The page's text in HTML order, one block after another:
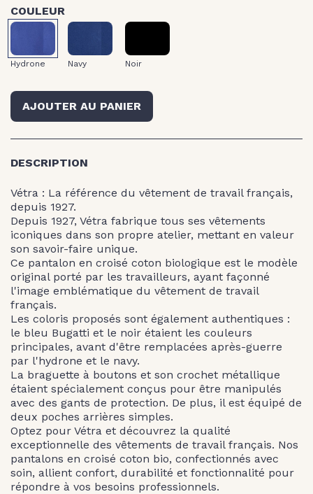
COULEUR
Hydrone
Hydrone
Navy
Navy
Noir
Noir
AJOUTER AU PANIER
DESCRIPTION
Vétra : La référence du vêtement de travail français,
depuis 1927.
Depuis 1927, Vétra fabrique tous ses vêtements
iconiques dans son propre atelier, mettant en valeur
son savoir-faire unique.
Ce pantalon en croisé coton biologique est le modèle
original porté par les travailleurs, ayant façonné
l'image emblématique du vêtement de travail
français.
Les coloris proposés sont également authentiques :
le bleu Bugatti et le noir étaient les couleurs
principales, avant d'être remplacées après-guerre
par l'hydrone et le navy.
La braguette à boutons et son crochet métallique
étaient spécialement conçus pour être manipulés
avec des gants de protection. De plus, il est équipé de
deux poches arrières simples.
Optez pour Vétra et découvrez la qualité
exceptionnelle des vêtements de travail français. Nos
pantalons en croisé coton bio, confectionnés avec
soin, allient confort, durabilité et fonctionnalité pour
répondre à vos besoins professionnels.